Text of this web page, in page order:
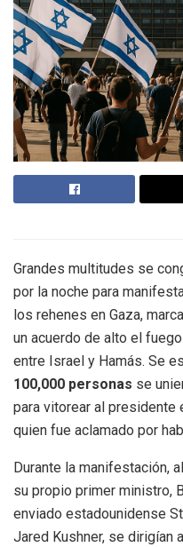
Grandes multitudes se
por la noche para
los rehenes en Gaza,
un acuerdo de alto el
entre Israel y Hamás. Se
100,000 personas se
para vitorear al presidente
quien fue aclamado por
Durante la manifestación,
su propio primer ministro,
enviado estadounidense
Jared Kushner, se dirigían